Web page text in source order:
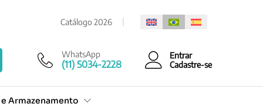
Catálogo 2026
WhatsApp
(11) 5034-2228
Entrar
Cadastre-se
Armazenamento